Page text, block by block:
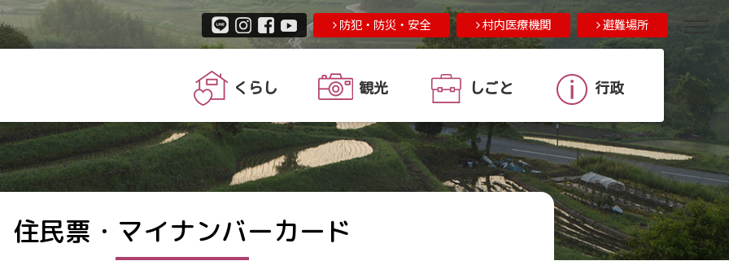
くらし 観光 しごと 行政
避難場所
村内医療機関
防犯・防災・安全
住民票・マイナンバーカード